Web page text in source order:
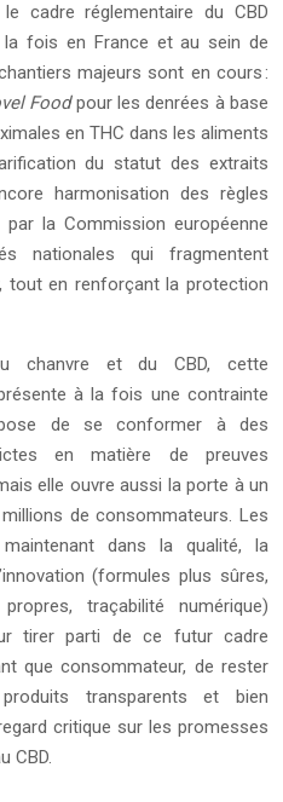
cadre réglementaire du CBD
fois en France et au sein de
majeurs sont en cours :
Foodpour les denrées à base
en THC dans les aliments
du statut des extraits
harmonisation des règles
par la Commission européenne
nationales qui fragmentent
tout en renforçant la protection
chanvre et du CBD, cette
à la fois une contrainte
de se conformer à des
en matière de preuves
elle ouvre aussi la porte à un
de consommateurs. Les
dans la qualité, la
(formules plus sûres,
traçabilité numérique)
tirer parti de ce futur cadre
que consommateur, de rester
transparents et bien
critique sur les promesses
CBD.